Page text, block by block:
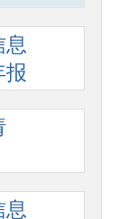
息
报
息